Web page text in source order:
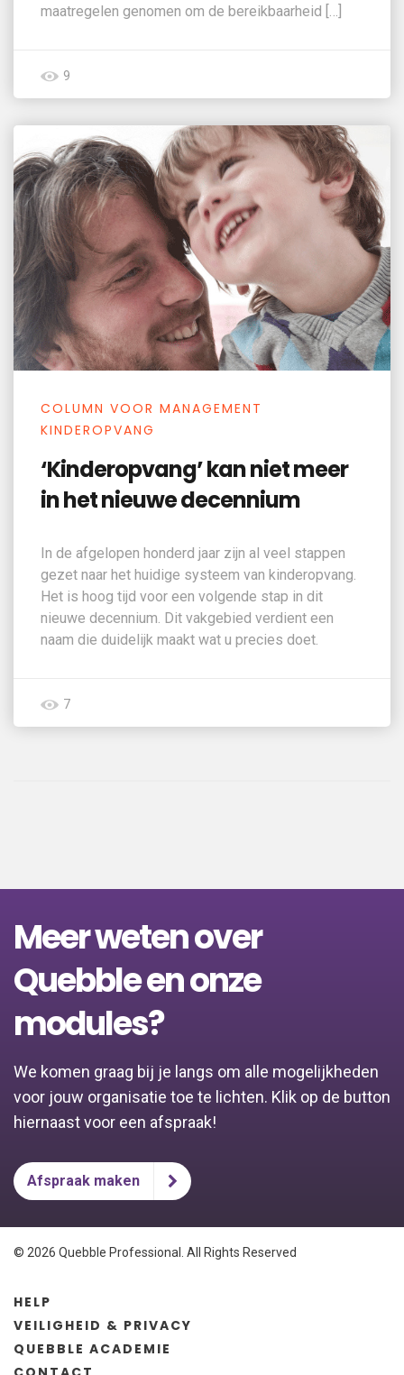
maatregelen genomen om de bereikbaarheid […]
9
COLUMN VOOR MANAGEMENT
KINDEROPVANG
‘Kinderopvang’ kan niet meer
in het nieuwe decennium
In de afgelopen honderd jaar zijn al veel stappen
gezet naar het huidige systeem van kinderopvang.
Het is hoog tijd voor een volgende stap in dit
nieuwe decennium. Dit vakgebied verdient een
naam die duidelijk maakt wat u precies doet.
7
Meer weten over
Quebble en onze
modules?
We komen graag bij je langs om alle mogelijkheden
voor jouw organisatie toe te lichten. Klik op de button
hiernaast voor een afspraak!
Afspraak maken
© 2026 Quebble Professional. All Rights Reserved
HELP
VEILIGHEID & PRIVACY
QUEBBLE ACADEMIE